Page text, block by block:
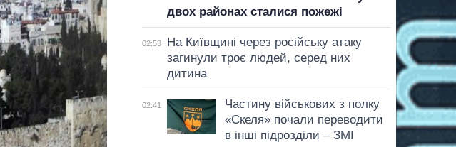
двох районах сталися пожежі
02:53
На Київщині через російську атаку
загинули троє людей, серед них
дитина
02:41
Частину військових з полку
«Скеля» почали переводити
в інші підрозділи – ЗМІ